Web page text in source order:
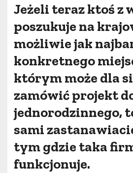
Jeżeli teraz ktoś z
poszukuje na
możliwie jak
konkretnego
którym może dla
zamówić projekt
jednorodzinnego,
sami
tym gdzie taka
funkcjonuje.